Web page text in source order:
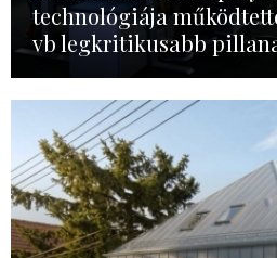
technológiája
vb legkritikusabb